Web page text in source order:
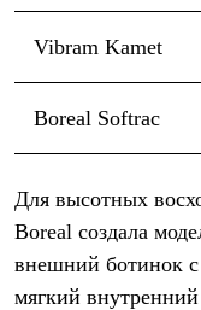
Vibram Kamet
Boreal Softrac
Для высотных
Boreal создала
внешний ботинок
мягкий